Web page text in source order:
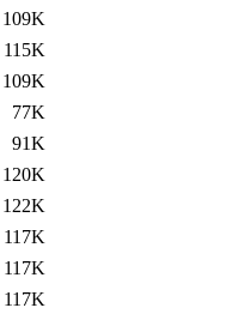
109K
115K
109K
77K
91K
120K
122K
117K
117K
117K